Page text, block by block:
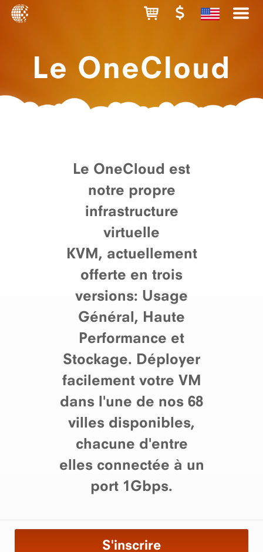
Le OneCloud
Le OneCloud est
notre propre
infrastructure
virtuelle
KVM, actuellement
offerte en trois
versions: Usage
Général, Haute
Performance et
Stockage. Déployer
facilement votre VM
dans l'une de nos 68
villes disponibles,
chacune d'entre
elles connectée à un
port 1Gbps.